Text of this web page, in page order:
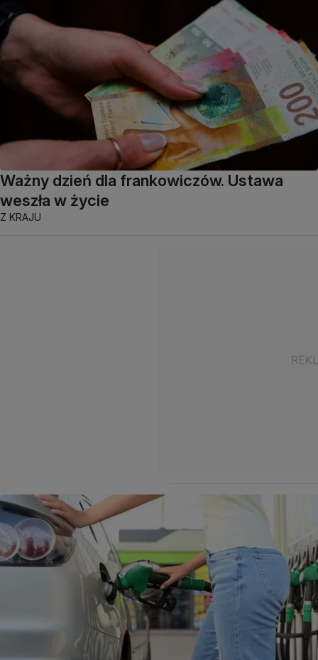
Ważny dzień dla frankowiczów. Ustawa
weszła w życie
Z KRAJU